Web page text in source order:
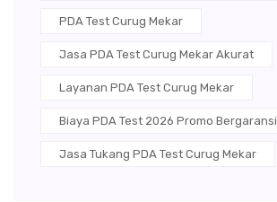
PDA Test Curug Mekar
Jasa PDA Test Curug Mekar Akurat
Layanan PDA Test Curug Mekar
Biaya PDA Test 2026 Promo Bergaransi
Jasa Tukang PDA Test Curug Mekar